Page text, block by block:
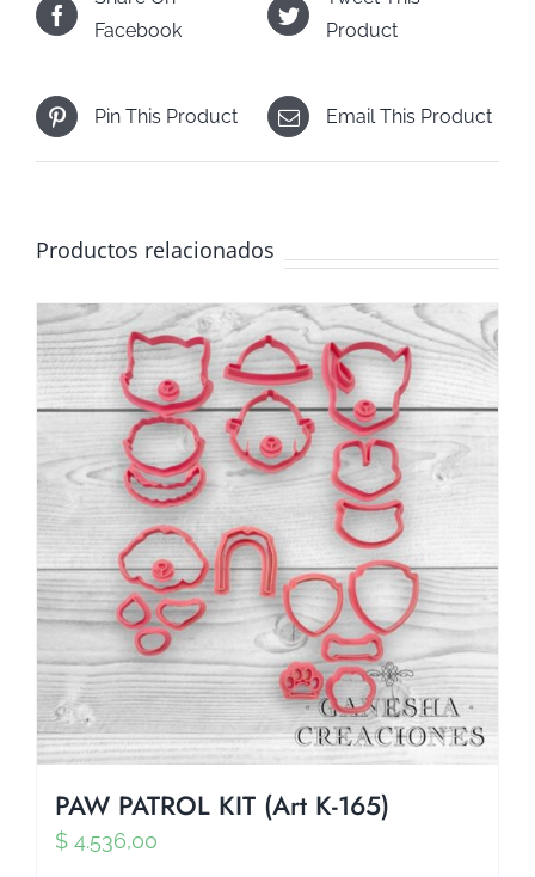
Facebook
Product
Pin This Product Email This Product
Productos relacionados
PAW PATROL KIT (Art K-165)
$ 4.536,00